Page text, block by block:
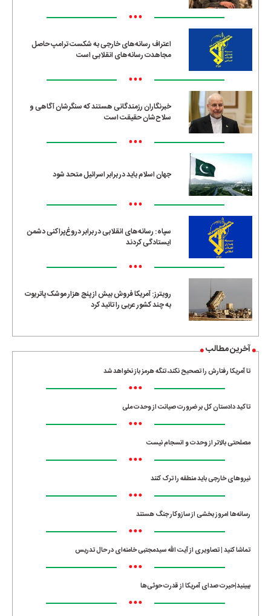
•••
اعتراف رسانه‌های خارجی به شکست ترامپ حاصل
مجاهدت رسانه‌های انقلابی است
•••
خبرنگاران رزمندگانی هستند که سنگرشان آگاهی و
سلاح‌شان حقیقت است
•••
جهان اسلام باید در برابر اسرائیل متحد شود
•••
سپاه: رسانه‌های انقلابی در برابر دروغ‌پراکنی دشمن
ایستادگی کردند
•••
رویترز: آمریکا فروش بیش از پنج هزار موشک پاتریوت
به چند کشور عربی را تائید کرد
آخرین مطالب
تا آمریکا رفتارش را تصحیح نکند، تنگه هرمز باز نخواهد شد
•••
تاکید دادستان کل بر ضرورت صیانت از وحدت ملی
•••
مصلحتی بالاتر از وحدت و انسجام نیست
•••
نیروهای خارجی باید منطقه را ترک کنند
•••
رسانه‌ها امروز بخشی از سازوکار جنگ هستند
•••
تماشا کنید | تصاویری از آیت الله سیدمجتبی خامنه‌ای در حال تدریس
•••
ببینید|حیرت صدای آمریکا از قدرت حوثی‌ها
•••